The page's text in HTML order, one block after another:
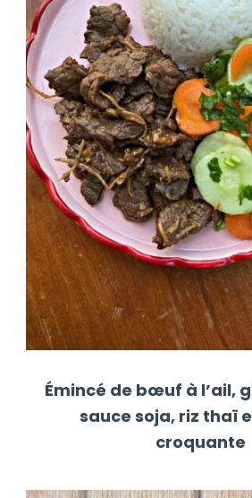
Émincé de bœuf à l’ail,
sauce soja, riz thaï
croquante